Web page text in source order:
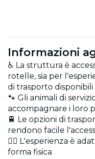
Informazioni
♿ La struttura è
rotelle, sia per
di trasporto disponibili
🐾 Gli animali di
accompagnare i loro
🚆 Le opzioni di
rendono facile
🏋️‍♂️ L'esperienza è
forma fisica